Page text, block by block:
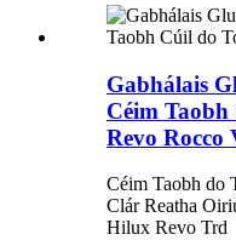
Gabhálais
Céim
Revo Rocco
Céim Taobh do
Clár Reatha
Hilux Revo Trd